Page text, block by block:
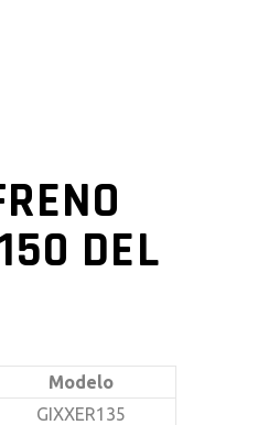
DEL
Modelo
GIXXER135